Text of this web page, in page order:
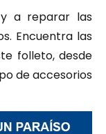
a reparar las
Encuentra las
folleto, desde
de accesorios